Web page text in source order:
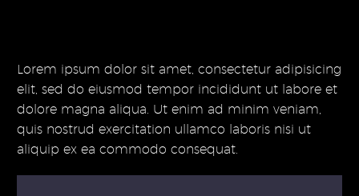
Lorem ipsum dolor sit amet, consectetur adipisicing
elit, sed do eiusmod tempor incididunt ut labore et
dolore magna aliqua. Ut enim ad minim veniam,
quis nostrud exercitation ullamco laboris nisi ut
aliquip ex ea commodo consequat.